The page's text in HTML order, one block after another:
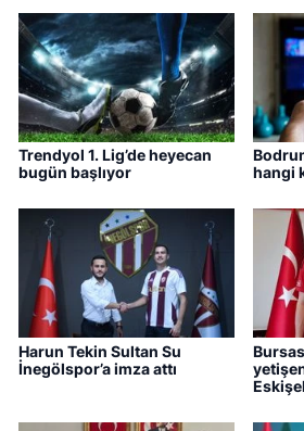
Trendyol 1. Lig’de heyecan
bugün başlıyor
hangi
Harun Tekin Sultan Su
İnegölspor’a imza attı